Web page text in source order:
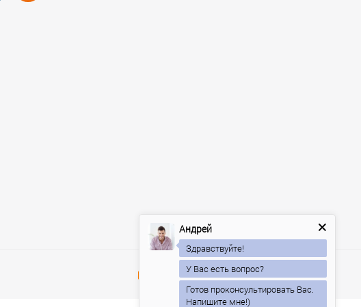
Андрей
Здравствуйте!
У Вас есть вопрос?
Готов проконсультировать Вас.
Напишите мне!)